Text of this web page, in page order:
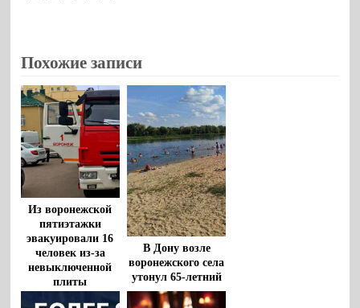
Похожие записи
Из воронежской
пятиэтажки
эвакуировали 16
человек из-за
невыключенной
плиты
В Дону возле
воронежского села
утонул 65-летний
мужчина